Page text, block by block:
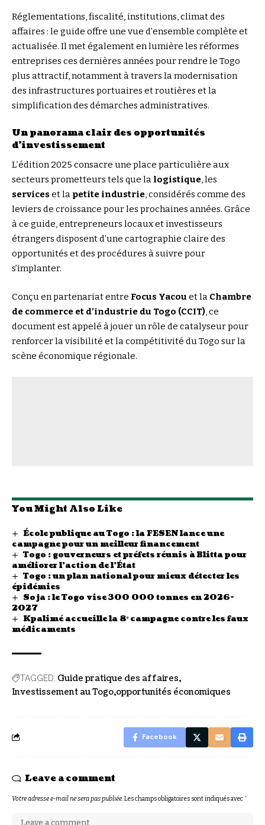
Réglementations, fiscalité, institutions, climat des
affaires : le guide offre une vue d’ensemble complète et
actualisée. Il met également en lumière les réformes
entreprises ces dernières années pour rendre le Togo
plus attractif, notamment à travers la modernisation
des infrastructures portuaires et routières et la
simplification des démarches administratives.
Un panorama clair des opportunités
d’investissement
L’édition 2025 consacre une place particulière aux
secteurs prometteurs tels que la logistique, les
serviceset la petite industrie, considérés comme des
leviers de croissance pour les prochaines années. Grâce
à ce guide, entrepreneurs locaux et investisseurs
étrangers disposent d’une cartographie claire des
opportunités et des procédures à suivre pour
s’implanter.
Conçu en partenariat entre Focus Yacou et la Chambre
de commerce et d’industrie du Togo (CCIT), ce
document est appelé à jouer un rôle de catalyseur pour
renforcer la visibilité et la compétitivité du Togo sur la
scène économique régionale.
You Might Also Like
École publique au Togo : la FESEN lance une
campagne pour un meilleur financement
Togo : gouverneurs et préfets réunis à Blitta pour
améliorer l’action de l’État
Togo : un plan national pour mieux détecter les
épidémies
Soja : le Togo vise 300 000 tonnes en 2026-
2027
Kpalimé accueille la 8ᵉ campagne contre les faux
médicaments
TAGGED: Guide pratique des affaires
Investissement au Togo opportunités économiques
Facebook
Leave a comment
Votre adresse e-mail ne sera pas publiée.Les champs obligatoires sont indiqués avec*